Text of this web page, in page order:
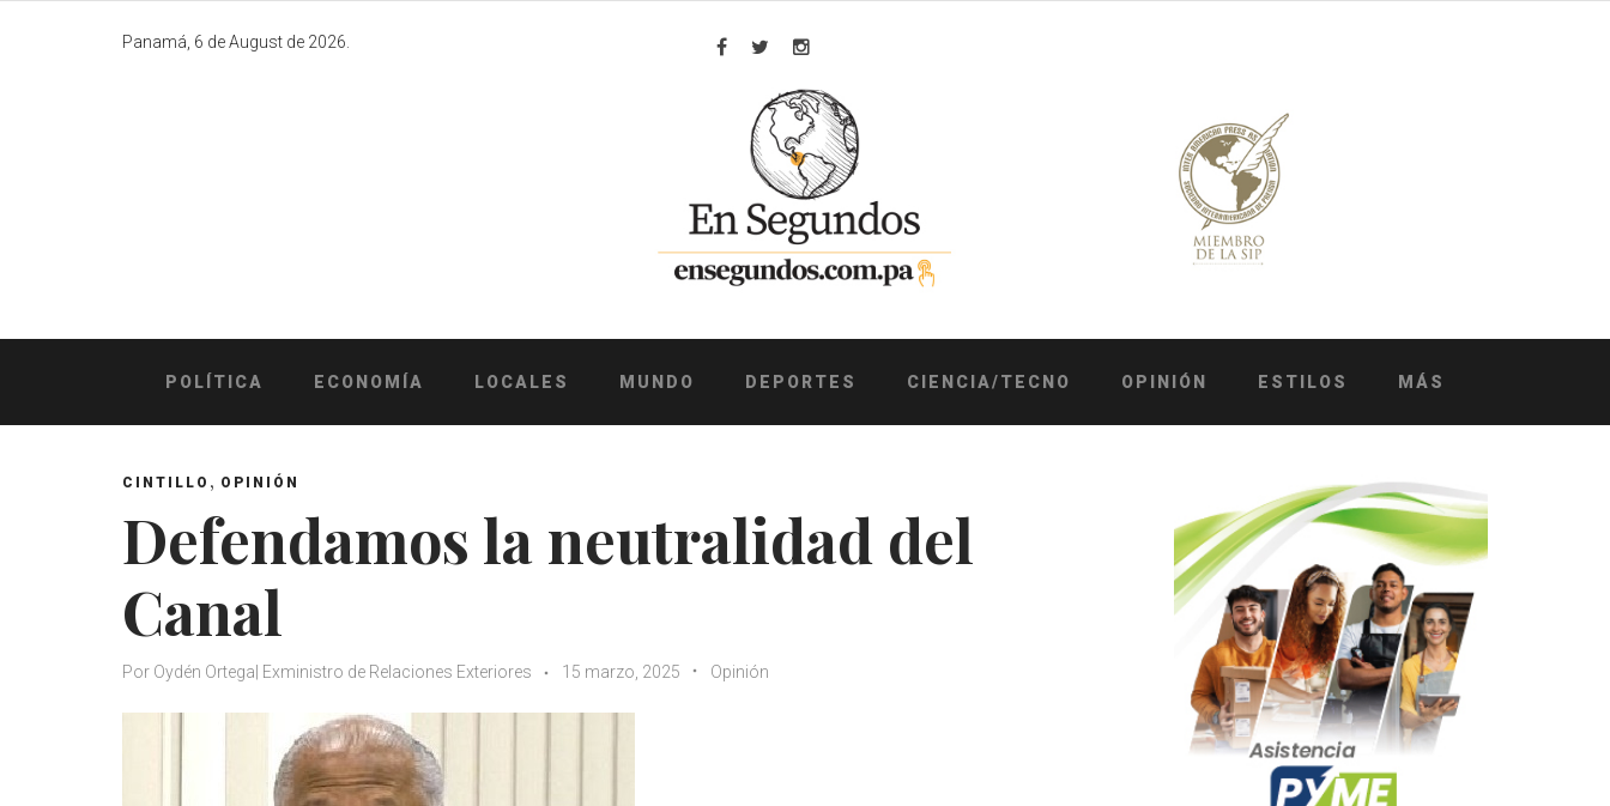
Panamá, 6 de August de 2026.
Facebook
TwitterInstagram
POLÍTICA ECONOMÍA LOCALES MUNDO DEPORTES CIENCIA/TECNO OPINIÓN ESTILOS MÁS
CINTILLO , OPINIÓN
Defendamos la neutralidad del
Canal
Por Oydén Ortega| Exministro de Relaciones Exteriores 15 marzo, 2025 Opinión